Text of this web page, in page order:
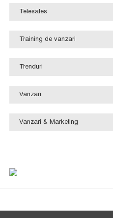
Telesales
Training de vanzari
Trenduri
Vanzari
Vanzari & Marketing